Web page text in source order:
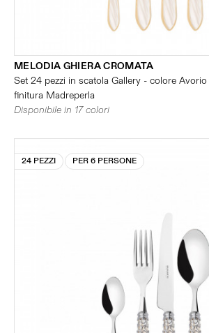
MELODIA GHIERA CROMATA
Set 24 pezzi in scatola Gallery - colore
finitura Madreperla
Disponibile in 17 colori
24 PEZZI PER 6 PERSONE